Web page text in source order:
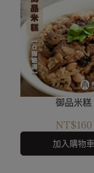
御品米糕
NT$160
加入購物車